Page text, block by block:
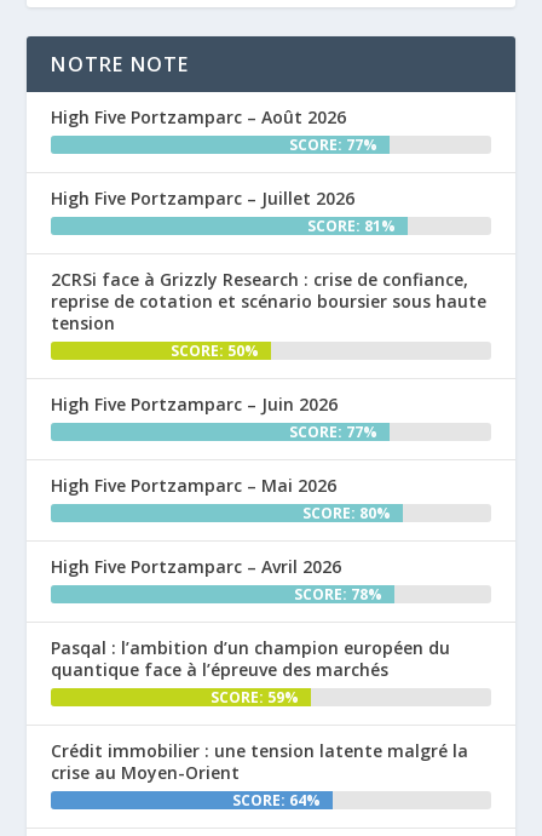
NOTRE NOTE
High Five Portzamparc – Août 2026
SCORE: 77%
High Five Portzamparc – Juillet 2026
SCORE: 81%
2CRSi face à Grizzly Research : crise de confiance,
reprise de cotation et scénario boursier sous haute
tension
SCORE: 50%
High Five Portzamparc – Juin 2026
SCORE: 77%
High Five Portzamparc – Mai 2026
SCORE: 80%
High Five Portzamparc – Avril 2026
SCORE: 78%
Pasqal : l’ambition d’un champion européen du
quantique face à l’épreuve des marchés
SCORE: 59%
Crédit immobilier : une tension latente malgré la
crise au Moyen-Orient
SCORE: 64%